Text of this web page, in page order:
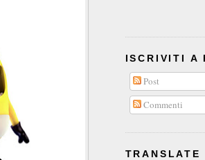
ISCRIVITI A
Post
Commenti
TRANSLATE